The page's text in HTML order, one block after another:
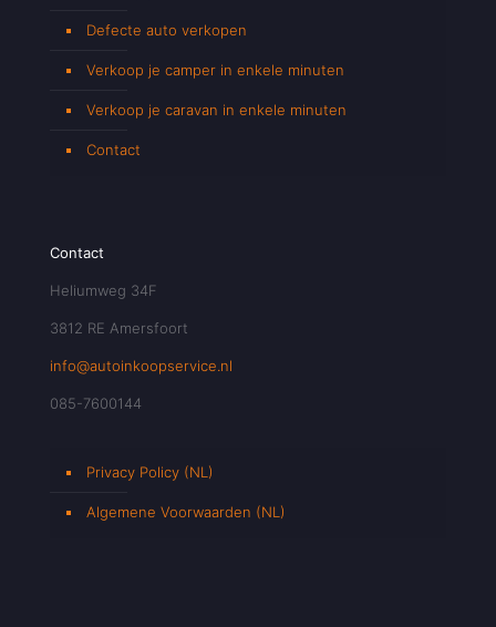
Defecte auto verkopen
Verkoop je camper in enkele minuten
Verkoop je caravan in enkele minuten
Contact
Contact
Heliumweg 34F
3812 RE Amersfoort
info@autoinkoopservice.nl
085-7600144
Privacy Policy (NL)
Algemene Voorwaarden (NL)